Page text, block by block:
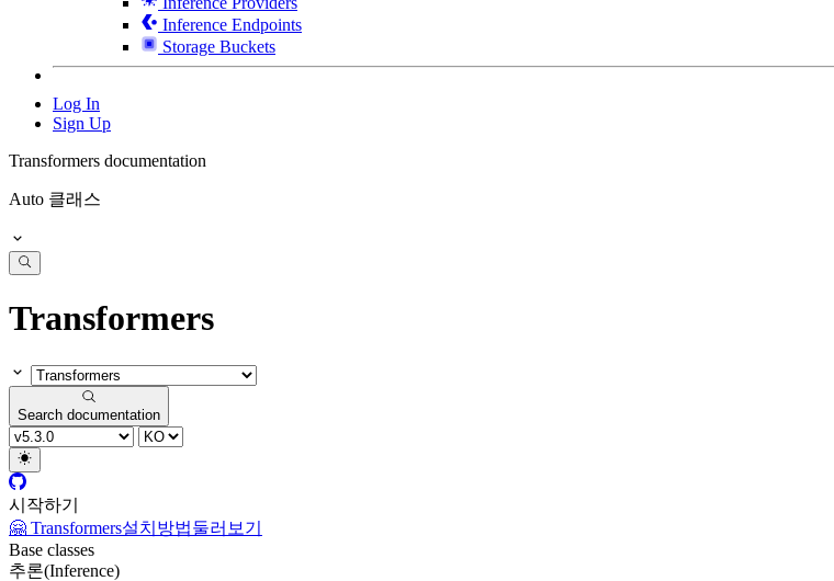
Inference Endpoints
Storage Buckets
Log In
Sign Up
Transformers documentation
Auto 클래스
Transformers
Search documentation
시작하기
🤗 Transformers설치방법둘러보기
Base classes
추론(Inference)